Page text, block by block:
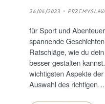
P
O
T
E
D
O
N
26/06/2023 PRZEMYSLAW
für Sport und
spannende
Ratschläge, wie du
besser gestalten
wichtigsten Aspekte
Auswahl des richtigen…